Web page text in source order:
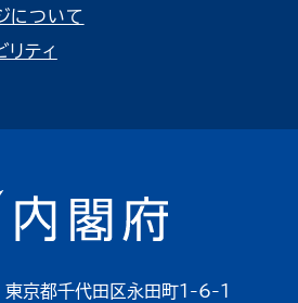
について
リティ
京都千代田区永田町1-6-1